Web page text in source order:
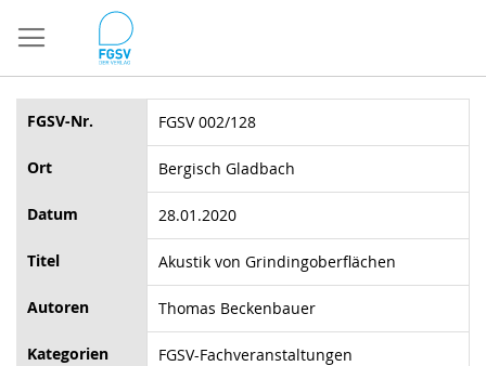
zum
Inhalt
FGSV-Nr. FGSV 002/128
Ort Bergisch Gladbach
Datum 28.01.2020
Titel Akustik von Grindingoberflächen
Autoren Thomas Beckenbauer
Kategorien FGSV-Fachveranstaltungen